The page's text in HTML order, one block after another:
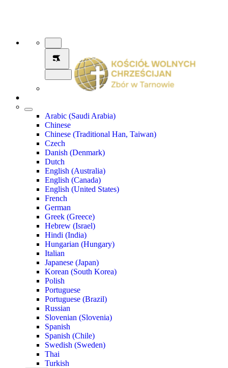
Arabic (Saudi Arabia)
Chinese
Chinese (Traditional Han, Taiwan)
Czech
Danish (Denmark)
Dutch
English (Australia)
English (Canada)
English (United States)
French
German
Greek (Greece)
Hebrew (Israel)
Hindi (India)
Hungarian (Hungary)
Italian
Japanese (Japan)
Korean (South Korea)
Polish
Portuguese
Portuguese (Brazil)
Russian
Slovenian (Slovenia)
Spanish
Spanish (Chile)
Swedish (Sweden)
Thai
Turkish